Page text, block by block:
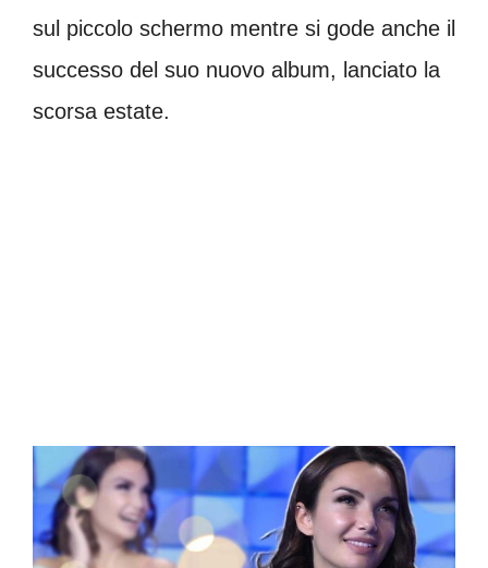
sul piccolo schermo mentre si gode anche il
successo del suo nuovo album, lanciato la
scorsa estate.